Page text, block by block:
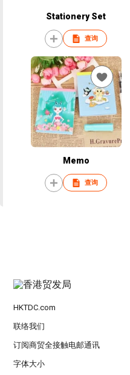
Stationery Set
查询
Memo
查询
HKTDC.com
联络我们
订阅商贸全接触电邮通讯
字体大小